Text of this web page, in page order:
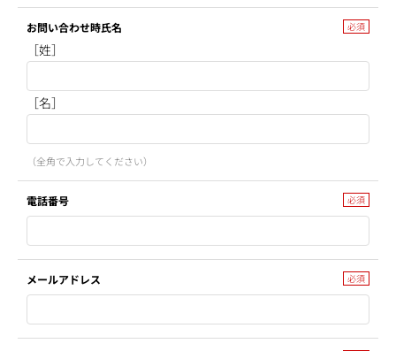
お問い合わせ時氏名
［姓］
［名］
（全角で入力してください）
電話番号
メールアドレス